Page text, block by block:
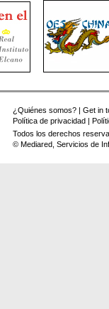
¿Quiénes somos? |Get in
Política de privacidad |
Todos los derechos
© Mediared, Servicios de